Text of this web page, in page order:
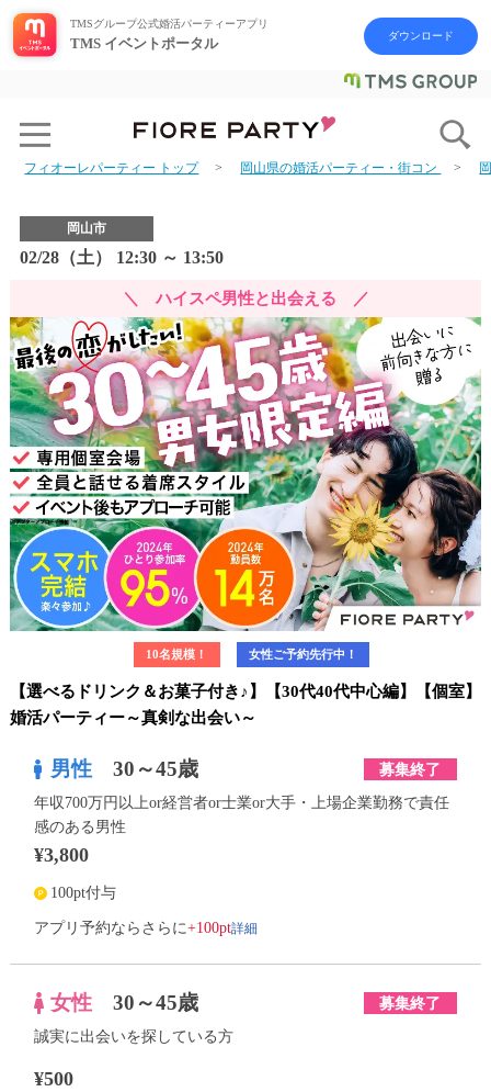
TMSグループ公式婚活パーティーアプリ
TMS イベントポータル ダウンロード
フィオーレパーティー トップ 岡山県の婚活パーティー・街コン
岡山市
02/28（土） 12:30 ～ 13:50
＼ ハイスペ男性と出会える ／
10名規模！ 女性ご予約先行中！
【選べるドリンク＆お菓子付き♪】【30代40代中心編】【個室】
婚活パーティー～真剣な出会い～
男性 30～45歳 募集終了
年収700万円以上or経営者or士業or大手・上場企業勤務で責任
感のある男性
¥3,800
100pt付与
アプリ予約ならさらに+100pt詳細
女性 30～45歳 募集終了
誠実に出会いを探している方
¥500